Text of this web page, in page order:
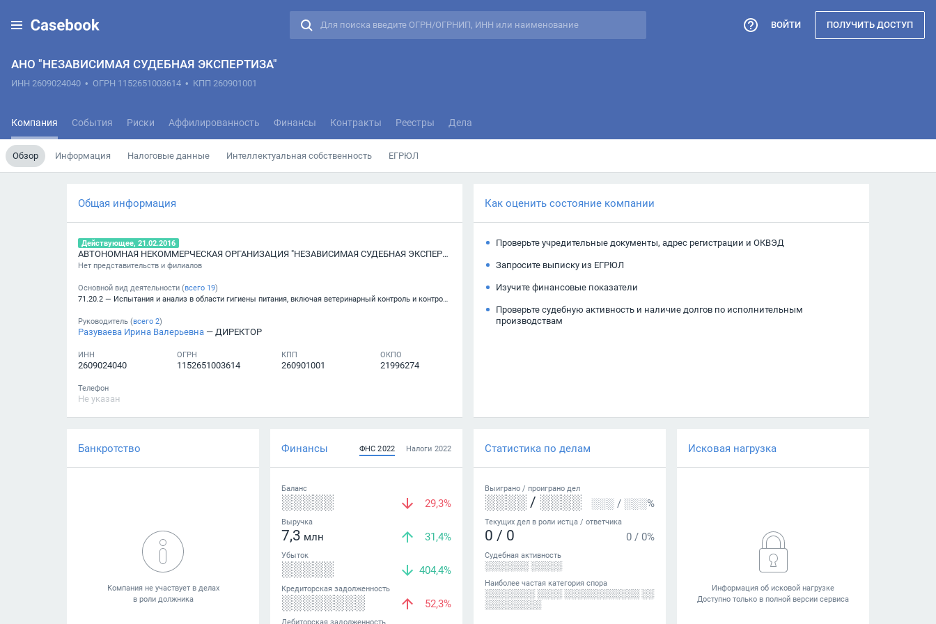
АНО "НЕЗАВИСИМАЯ СУДЕБНАЯ ЭКСПЕРТИЗА"
ИНН 2609024040 • ОГРН 1152651003614 • КПП 260901001
Компания События Риски Аффилированность Финансы Контракты Реестры Дела
Обзор Информация Налоговые данные Интеллектуальная собственность ЕГРЮЛ
ВОЙТИ ПОЛУЧИТЬ ДОСТУП
Общая информация
Действующее, 21.02.2016
АВТОНОМНАЯ НЕКОММЕРЧЕСКАЯ ОРГАНИЗАЦИЯ "НЕЗАВИСИМАЯ СУДЕБНАЯ ЭКСПЕРТИЗА"
Нет представительств и филиалов
Основной вид деятельности (всего 19)
71.20.2 — Испытания и анализ в области гигиены питания, включая ветеринарный контроль и контроль за производством продуктов питания
Руководитель (всего 2)
Разуваева Ирина Валерьевна — ДИРЕКТОР
ИНН
2609024040
ОГРН
1152651003614
КПП
260901001
ОКПО
21996274
Телефон
Не указан
Как оценить состояние компании
Проверьте учредительные документы, адрес регистрации и ОКВЭД
Запросите выписку из ЕГРЮЛ
Изучите финансовые показатели
Проверьте судебную активность и наличие долгов по исполнительным
производствам
Банкротство Финансы ФНС 2022 Налоги 2022
Баланс
░░░░░ 29,3%
Выручка
7,3 млн 31,4%
Убыток
░░░░░ 404,4%
Кредиторская задолженность
░░░░░░░░ 52,3%
Дебиторская задолженность
Статистика по делам
Выиграно / проиграно дел
░░░░ / ░░░░ ░░░ / ░░░%
Текущих дел в роли истца / ответчика
0 / 0 0 / 0%
Судебная активность
░░░░░░░ ░░░░░
Наиболее частая категория спора
░░░░░░░░ ░░░░ ░░░░░░░░░░░░ ░░
░░░░░░░░░
Исковая нагрузка